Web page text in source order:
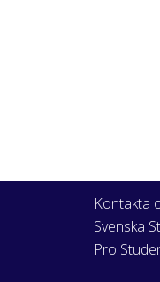
Kontakta
Svenska
Pro